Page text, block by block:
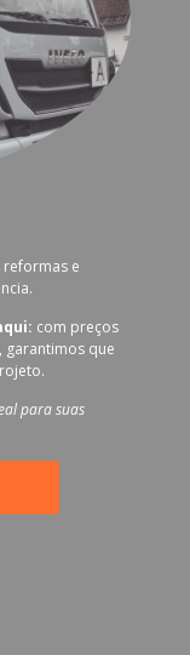
e
com preços
garantimos que
para suas